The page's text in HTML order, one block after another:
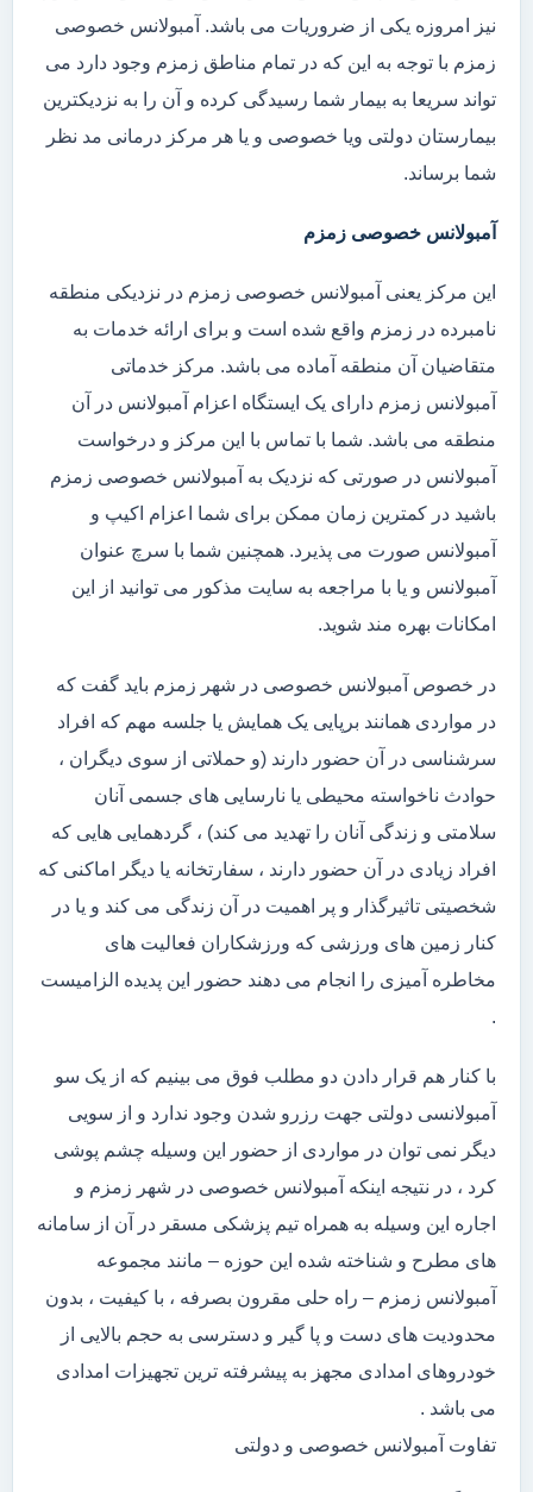
نیز امروزه یکی از ضروریات می باشد. آمبولانس خصوصی
زمزم با توجه به این که در تمام مناطق زمزم وجود دارد می
تواند سریعا به بیمار شما رسیدگی کرده و آن را به نزدیکترین
بیمارستان دولتی ویا خصوصی و یا هر مرکز درمانی مد نظر
شما برساند.
آمبولانس خصوصی زمزم
این مرکز یعنی آمبولانس خصوصی زمزم در نزدیکی منطقه
نامبرده در زمزم واقع شده است و برای ارائه خدمات به
متقاضیان آن منطقه آماده می باشد. مرکز خدماتی
آمبولانس زمزم دارای یک ایستگاه اعزام آمبولانس در آن
منطقه می باشد. شما با تماس با این مرکز و درخواست
آمبولانس در صورتی که نزدیک به آمبولانس خصوصی زمزم
باشید در کمترین زمان ممکن برای شما اعزام اکیپ و
آمبولانس صورت می پذیرد. همچنین شما با سرچ عنوان
آمبولانس و یا با مراجعه به سایت مذکور می توانید از این
امکانات بهره مند شوید.
در خصوص آمبولانس خصوصی در شهر زمزم باید گفت که
در مواردی همانند برپایی یک همایش یا جلسه مهم که افراد
سرشناسی در آن حضور دارند (و حملاتی از سوی دیگران ،
حوادث ناخواسته محیطی یا نارسایی های جسمی آنان
سلامتی و زندگی آنان را تهدید می کند) ، گردهمایی هایی که
افراد زیادی در آن حضور دارند ، سفارتخانه یا دیگر اماکنی که
شخصیتی تاثیرگذار و پر اهمیت در آن زندگی می کند و یا در
کنار زمین های ورزشی که ورزشکاران فعالیت های
مخاطره آمیزی را انجام می دهند حضور این پدیده الزامیست
.
با کنار هم قرار دادن دو مطلب فوق می بینیم که از یک سو
آمبولانسی دولتی جهت رزرو شدن وجود ندارد و از سویی
دیگر نمی توان در مواردی از حضور این وسیله چشم پوشی
کرد ، در نتیجه اینکه آمبولانس خصوصی در شهر زمزم و
اجاره این وسیله به همراه تیم پزشکی مسقر در آن از سامانه
های مطرح و شناخته شده این حوزه – مانند مجموعه
آمبولانس زمزم – راه حلی مقرون بصرفه ، با کیفیت ، بدون
محدودیت های دست و پا گیر و دسترسی به حجم بالایی از
خودروهای امدادی مجهز به پیشرفته ترین تجهیزات امدادی
می باشد .
تفاوت آمبولانس خصوصی و دولتی